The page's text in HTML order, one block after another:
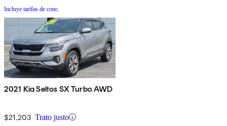
Incluye tarifas de conc.
2021 Kia Seltos SX Turbo AWD
$21,203 Trato justo